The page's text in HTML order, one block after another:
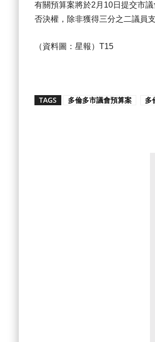
有關預算案將於2月10日提交市
否決權，除非獲得三分之二議員
（資料圖：星報）T15
TAGS 多倫多市議會預算案 多